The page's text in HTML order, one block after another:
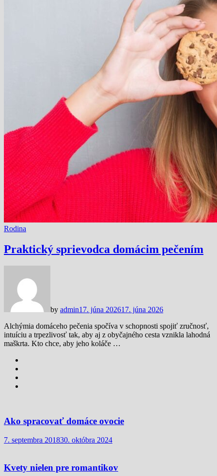
Rodina
Praktický sprievodca domácim pečením
by admin17. júna 202617. júna 2026
Alchýmia domáceho pečenia spočíva v schopnosti spojiť zručnosť,
intuíciu a trpezlivosť tak, aby aj z obyčajného cesta vznikla lahodná
maškrta. Kto chce, aby jeho koláče …
Ako spracovať domáce ovocie
7. septembra 201830. októbra 2024
Kvety nielen pre romantikov